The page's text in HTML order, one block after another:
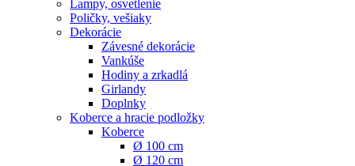
Lampy, osvetlenie
Poličky, vešiaky
Dekorácie
Závesné dekorácie
Vankúše
Hodiny a zrkadlá
Girlandy
Doplnky
Koberce a hracie podložky
Koberce
Ø 100 cm
Ø 120 cm